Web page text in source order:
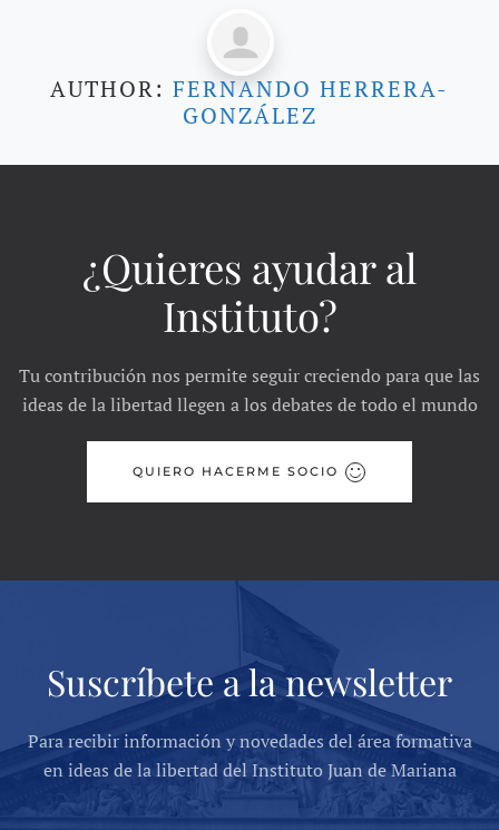
AUTHOR: FERNANDO HERRERA-
GONZÁLEZ
¿Quieres ayudar al
Instituto?
Tu contribución nos permite seguir creciendo para que las
ideas de la libertad llegen a los debates de todo el mundo
QUIERO HACERME SOCIO
Suscríbete a la newsletter
Para recibir información y novedades del área formativa
en ideas de la libertad del Instituto Juan de Mariana